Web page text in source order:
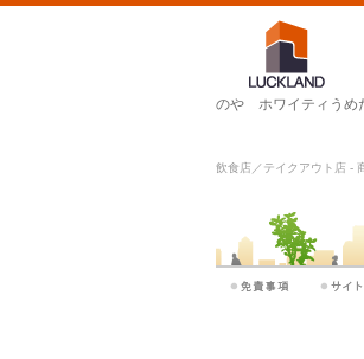
のや ホワイティうめ
飲食店／テイクアウト店 -